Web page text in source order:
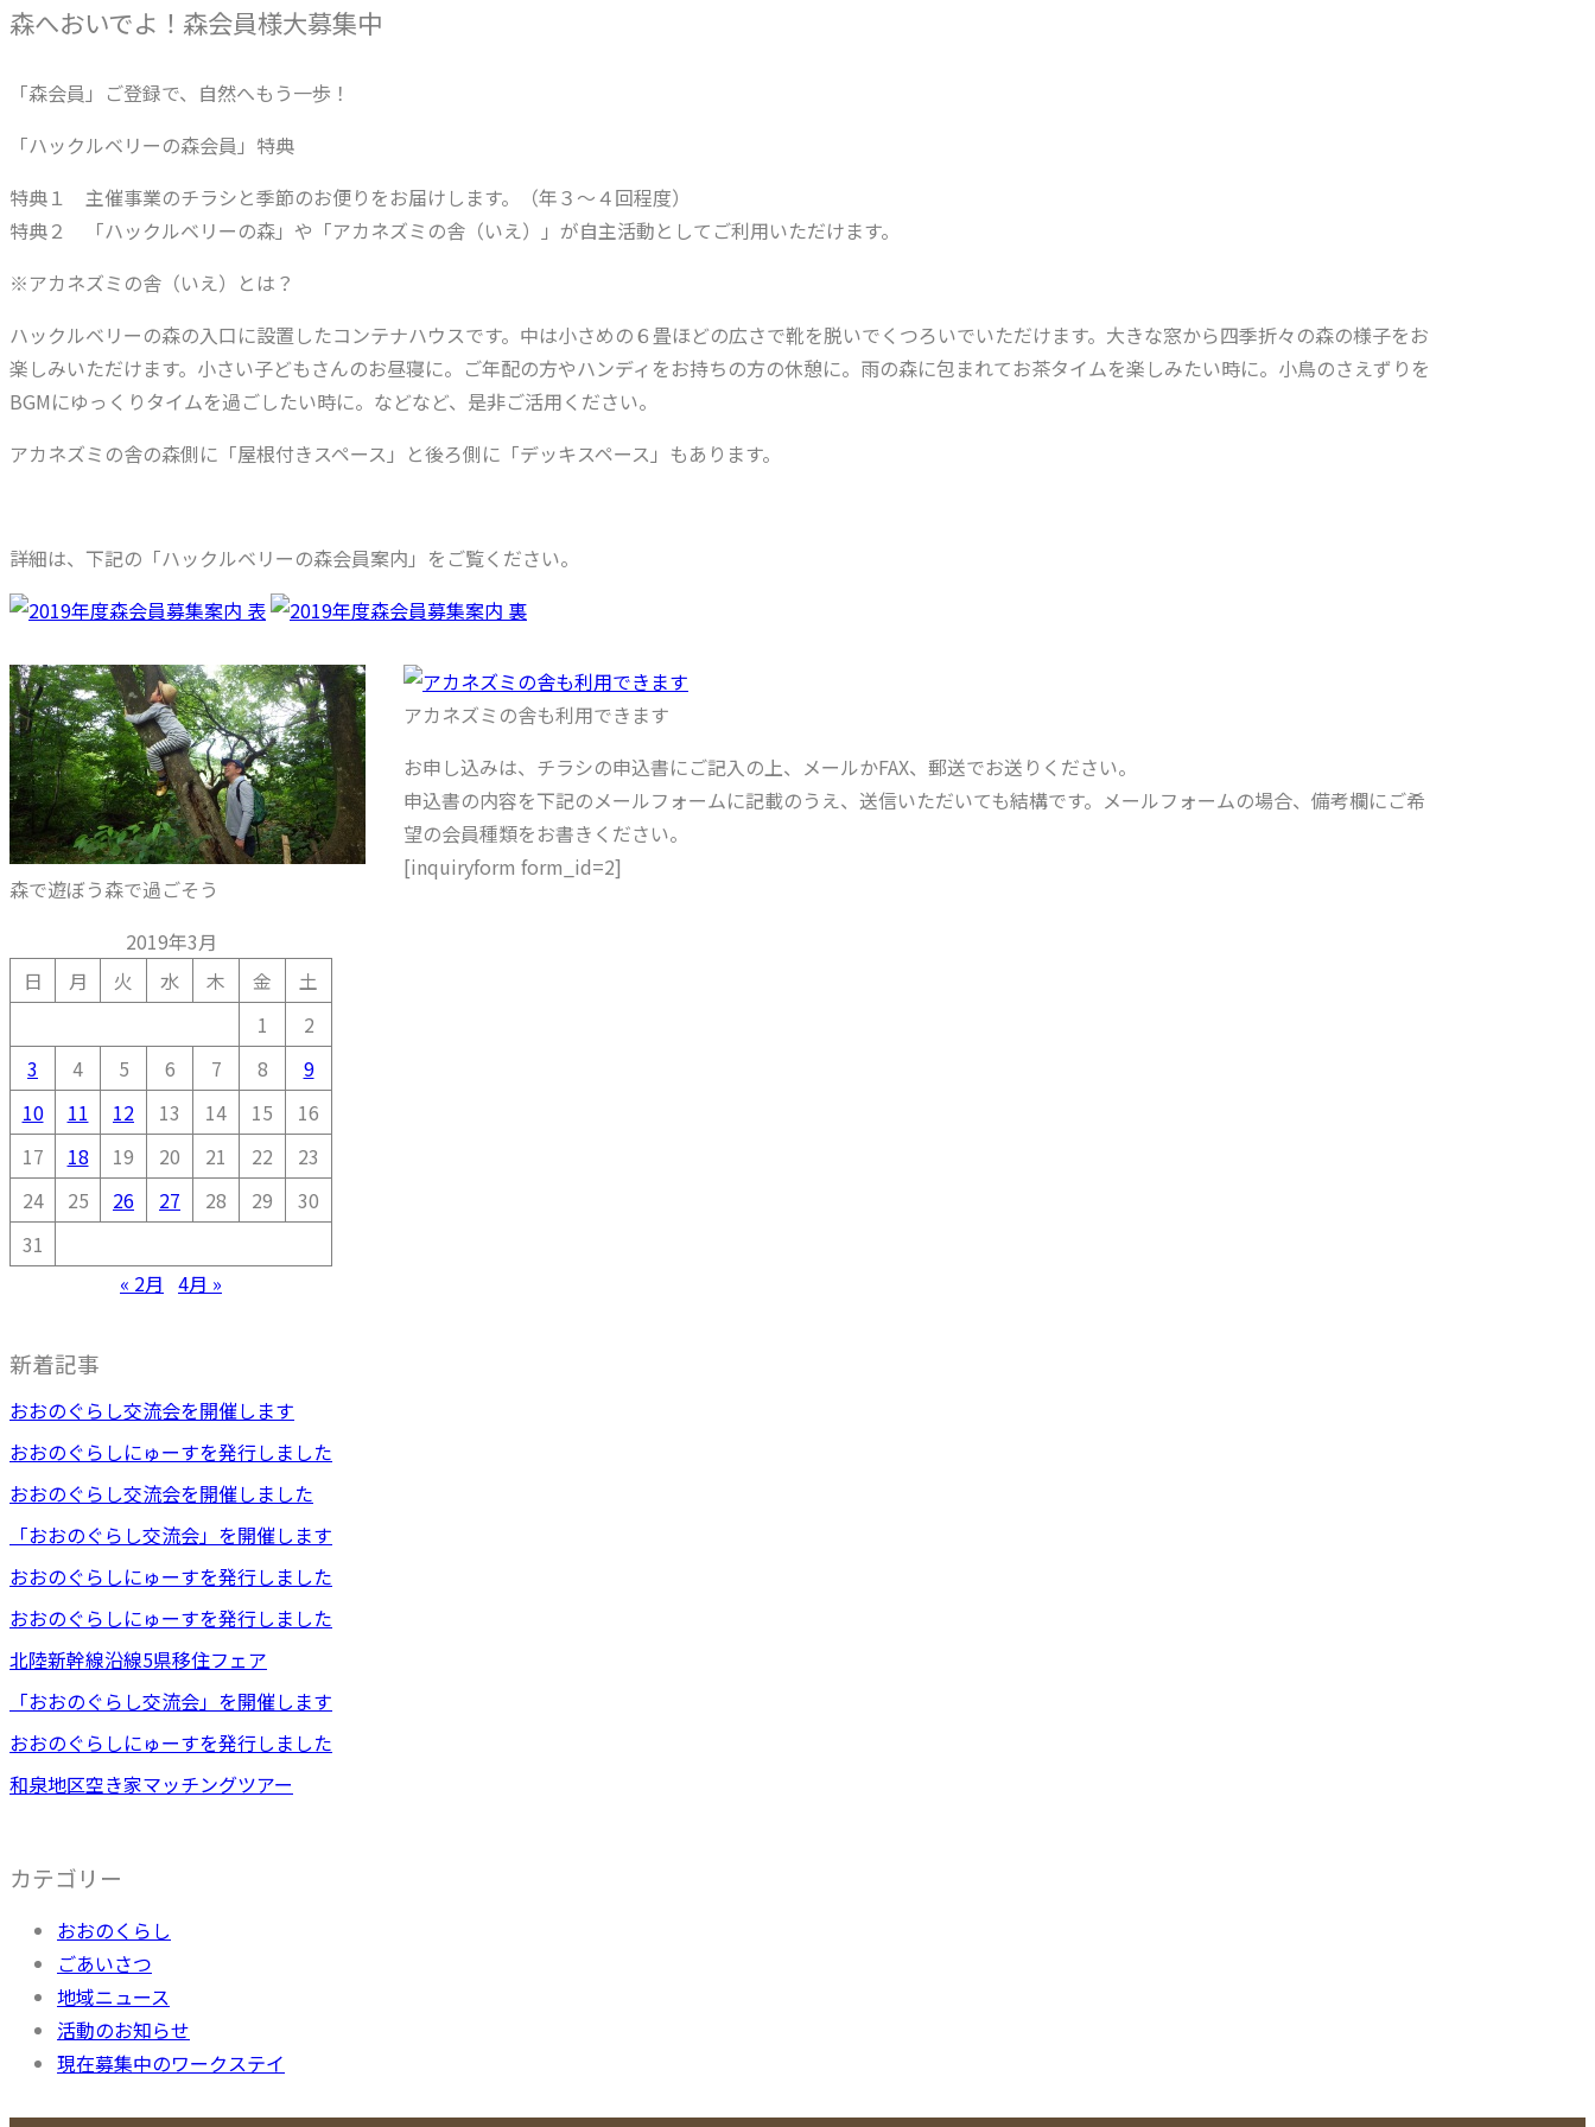
森へおいでよ！森会員様大募集中
「森会員」ご登録で、自然へもう一歩！
「ハックルベリーの森会員」特典
特典１ 主催事業のチラシと季節のお便りをお届けします。（年３～４回程度）
特典２ 「ハックルベリーの森」や「アカネズミの舎（いえ）」が自主活動としてご利用いただけます。
※アカネズミの舎（いえ）とは？
ハックルベリーの森の入口に設置したコンテナハウスです。中は小さめの６畳ほどの広さで靴を脱いでくつろいでいただけます。大きな窓から四季折々の森の様子をお
楽しみいただけます。小さい子どもさんのお昼寝に。ご年配の方やハンディをお持ちの方の休憩に。雨の森に包まれてお茶タイムを楽しみたい時に。小鳥のさえずりを
BGMにゆっくりタイムを過ごしたい時に。などなど、是非ご活用ください。
アカネズミの舎の森側に「屋根付きスペース」と後ろ側に「デッキスペース」もあります。
詳細は、下記の「ハックルベリーの森会員案内」をご覧ください。
森で遊ぼう森で過ごそう
アカネズミの舎も利用できます
お申し込みは、チラシの申込書にご記入の上、メールかFAX、郵送でお送りください。
申込書の内容を下記のメールフォームに記載のうえ、送信いただいても結構です。メールフォームの場合、備考欄にご希
望の会員種類をお書きください。
[inquiryform form_id=2]
2019年3月
日
月 火 水 木 金
土
1
2
3
4 5 6 7 8
9
10
11 12 13 14 15
16
17
18 19 20 21 22
23
24
25 26 27 28 29
30
31
« 2月 4月 »
新着記事
おおのぐらし交流会を開催します
おおのぐらしにゅーすを発行しました
おおのぐらし交流会を開催しました
「おおのぐらし交流会」を開催します
おおのぐらしにゅーすを発行しました
おおのぐらしにゅーすを発行しました
北陸新幹線沿線5県移住フェア
「おおのぐらし交流会」を開催します
おおのぐらしにゅーすを発行しました
和泉地区空き家マッチングツアー
カテゴリー
おおのくらし
ごあいさつ
地域ニュース
活動のお知らせ
現在募集中のワークステイ